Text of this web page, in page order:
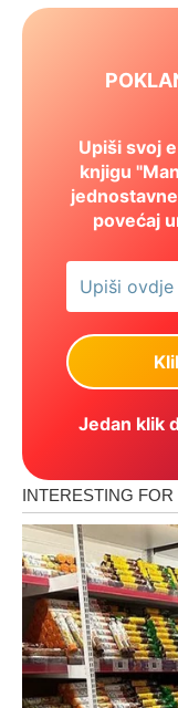
Upiši svoj
knjigu
povećaj
Jedan klik